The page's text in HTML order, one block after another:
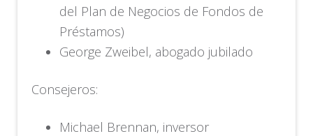
del Plan de Negocios de Fondos de
Préstamos)
George Zweibel, abogado jubilado
Consejeros:
Michael Brennan, inversor